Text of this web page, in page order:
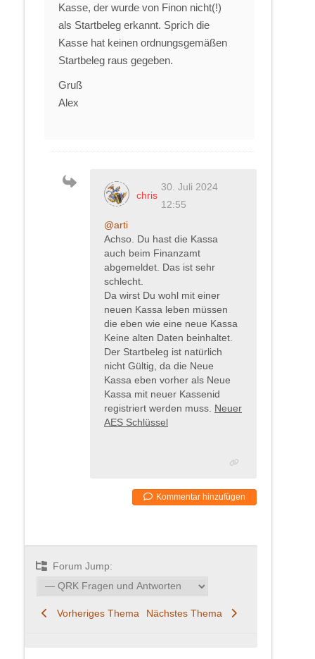
Kasse, der wurde von Finon nicht(!)
als Startbeleg erkannt. Sprich die
Kasse hat keinen ordnungsgemäßen
Startbeleg raus gegeben.
Gruß
Alex
chris
30. Juli 2024
12:55
@arti
Achso. Du hast die Kassa
auch beim Finanzamt
abgemeldet. Das ist sehr
schlecht.
Da wirst Du wohl mit einer
neuen Kassa leben müssen
die eben wie eine neue Kassa
Keine alten Daten beinhaltet.
Der Startbeleg ist natürlich
nicht Gültig, da die Neue
Kassa eben vorher als Neue
Kassa mit neuer Kassenid
registriert werden muss. Neuer
AES Schlüssel
Kommentar hinzufügen
Forum Jump:
Vorheriges Thema Nächstes Thema